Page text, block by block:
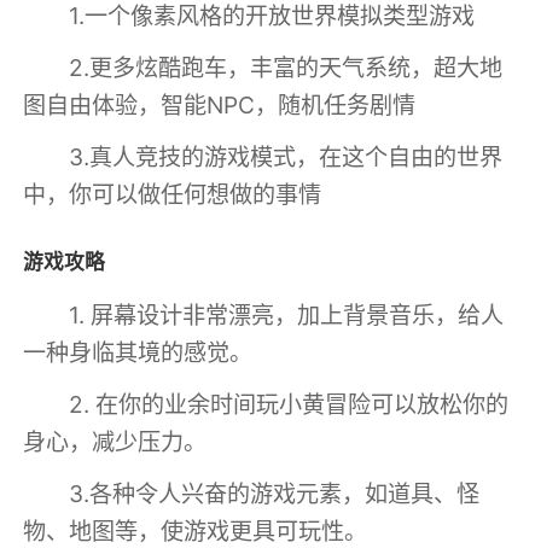
1.一个像素风格的开放世界模拟类型游戏
2.更多炫酷跑车，丰富的天气系统，超大地
图自由体验，智能NPC，随机任务剧情
3.真人竞技的游戏模式，在这个自由的世界
中，你可以做任何想做的事情
游戏攻略
1. 屏幕设计非常漂亮，加上背景音乐，给人
一种身临其境的感觉。
2. 在你的业余时间玩小黄冒险可以放松你的
身心，减少压力。
3.各种令人兴奋的游戏元素，如道具、怪
物、地图等，使游戏更具可玩性。